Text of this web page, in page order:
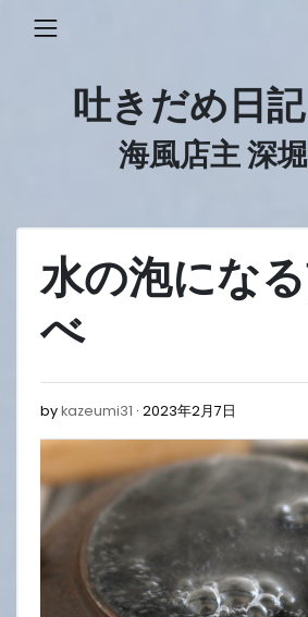
吐きだめ日
海風店主 深
水の泡にな
べ
bykazeumi31 2023年2月7日
2
月